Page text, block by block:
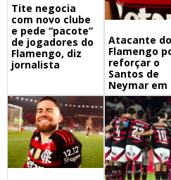
Tite negocia
com novo clube
e pede “pacote”
de jogadores do
Flamengo, diz
jornalista
Atacante do
Flamengo
reforçar o
Santos de
Neymar em